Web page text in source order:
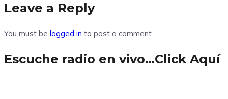
Leave a Reply
You must be logged in to post a comment.
Escuche radio en vivo…Click Aquí